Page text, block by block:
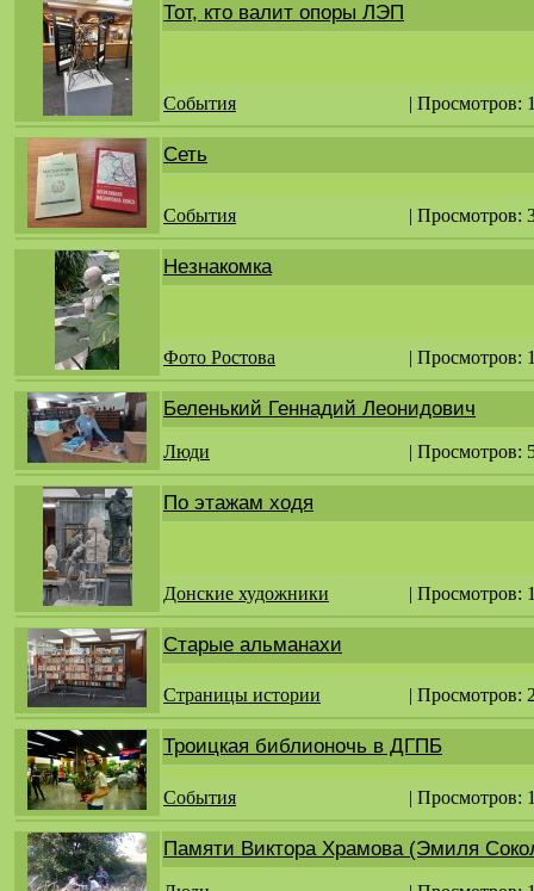
Тот, кто валит опоры ЛЭП
События | Просмотров:
Сеть
События | Просмотров:
Незнакомка
Фото Ростова | Просмотров:
Беленький Геннадий Леонидович
Люди | Просмотров:
По этажам ходя
Донские художники | Просмотров:
Старые альманахи
Страницы истории | Просмотров:
Троицкая библионочь в ДГПБ
События | Просмотров:
Памяти Виктора Храмова (Эмиля